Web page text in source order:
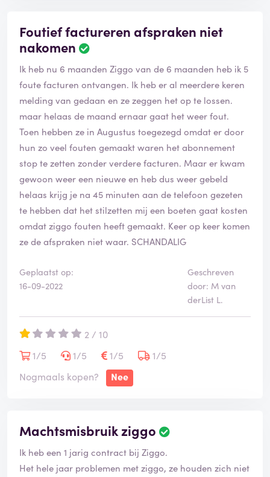
Foutief factureren afspraken niet
nakomen
Ik heb nu 6 maanden Ziggo van de 6 maanden heb ik 5
foute facturen ontvangen. Ik heb er al meerdere keren
melding van gedaan en ze zeggen het op te lossen.
maar helaas de maand ernaar gaat het weer fout.
Toen hebben ze in Augustus toegezegd omdat er door
hun zo veel fouten gemaakt waren het abonnement
stop te zetten zonder verdere facturen. Maar er kwam
gewoon weer een nieuwe en heb dus weer gebeld
helaas krijg je na 45 minuten aan de telefoon gezeten
te hebben dat het stilzetten mij een boeten gaat kosten
omdat ziggo fouten heeft gemaakt. Keer op keer komen
ze de afspraken niet waar. SCHANDALIG
Geplaatst op:
16-09-2022
Geschreven
door: M van
derList L.
2 / 10
1/5
1/5 1/5
1/5
Nogmaals kopen?
Nee
Machtsmisbruik ziggo
Ik heb een 1 jarig contract bij Ziggo.
Het hele jaar problemen met ziggo, ze houden zich niet